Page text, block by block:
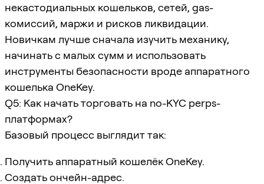
некастодиальных кошельков, сетей, gas-
комиссий, маржи и рисков ликвидации.
Новичкам лучше сначала изучить механику,
начинать с малых сумм и использовать
инструменты безопасности вроде аппаратного
кошелька OneKey.
Q5: Как начать торговать на no-KYC perps-
платформах?
Базовый процесс выглядит так:
Получить аппаратный кошелёк OneKey.
Создать ончейн-адрес.